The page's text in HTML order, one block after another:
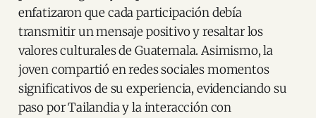
enfatizaron que cada participación debía
transmitir un mensaje positivo y resaltar los
valores culturales de Guatemala. Asimismo, la
joven compartió en redes sociales momentos
significativos de su experiencia, evidenciando su
paso por Tailandia y la interacción con